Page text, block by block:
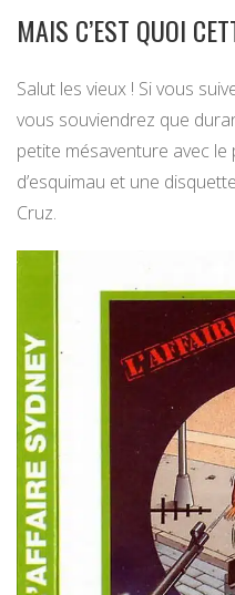
MAIS C’EST QUOI
Salut les vieux ! Si vous
vous souviendrez que
petite mésaventure avec
d’esquimau et une
Cruz.